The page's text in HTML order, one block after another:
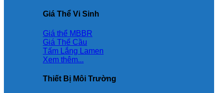
Giá Thể Vi Sinh
Giá thể MBBR
Giá Thể Cầu
Tấm Lắng Lamen
Xem thêm...
Thiết Bị Môi Trường